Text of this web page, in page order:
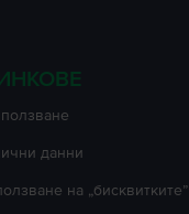
данни
на „бисквитките”